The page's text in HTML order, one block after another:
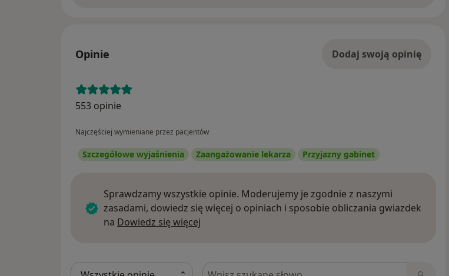
Opinie Dodaj swoją opinię
553 opinie
Najczęściej wymieniane przez pacjentów
Szczegółowe wyjaśnienia Zaangażowanie lekarza Przyjazny gabinet
Sprawdzamy wszystkie opinie. Moderujemy je zgodnie z naszymi
zasadami, dowiedz się więcej o opiniach i sposobie obliczania gwiazdek
na Dowiedz się więcej
Szukaj w opiniach